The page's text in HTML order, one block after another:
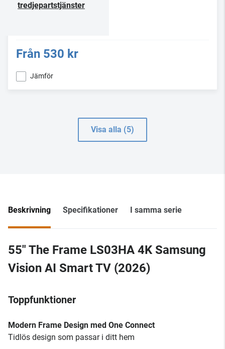
tredjepartstjänster
Från 530 kr
Jämför
Visa alla (5)
Beskrivning Specifikationer I samma serie
55" The Frame LS03HA 4K Samsung
Vision AI Smart TV (2026)
Toppfunktioner
Modern Frame Design med One Connect
Tidlös design som passar i ditt hem